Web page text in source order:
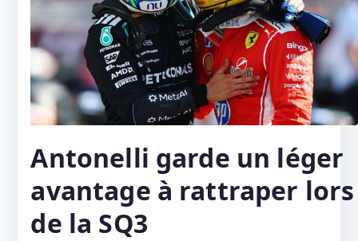
Antonelli garde un léger
avantage à rattraper lors
de la SQ3